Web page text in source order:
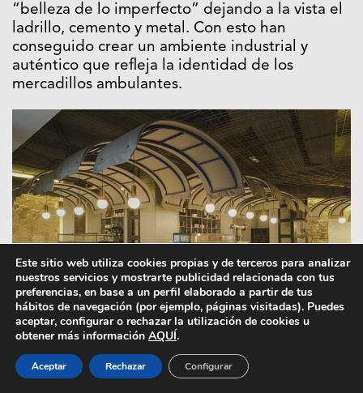
“belleza de lo imperfecto” dejando a la vista el
ladrillo, cemento y metal. Con esto han
conseguido crear un ambiente industrial y
auténtico que refleja la identidad de los
mercadillos ambulantes.
Este sitio web utiliza cookies propias y de terceros para analizar
nuestros servicios y mostrarte publicidad relacionada con tus
preferencias, en base a un perfil elaborado a partir de tus
hábitos de navegación (por ejemplo, páginas visitadas). Puedes
aceptar, configurar o rechazar la utilización de cookies u
obtener más información AQUÍ.
Aceptar Rechazar Configurar